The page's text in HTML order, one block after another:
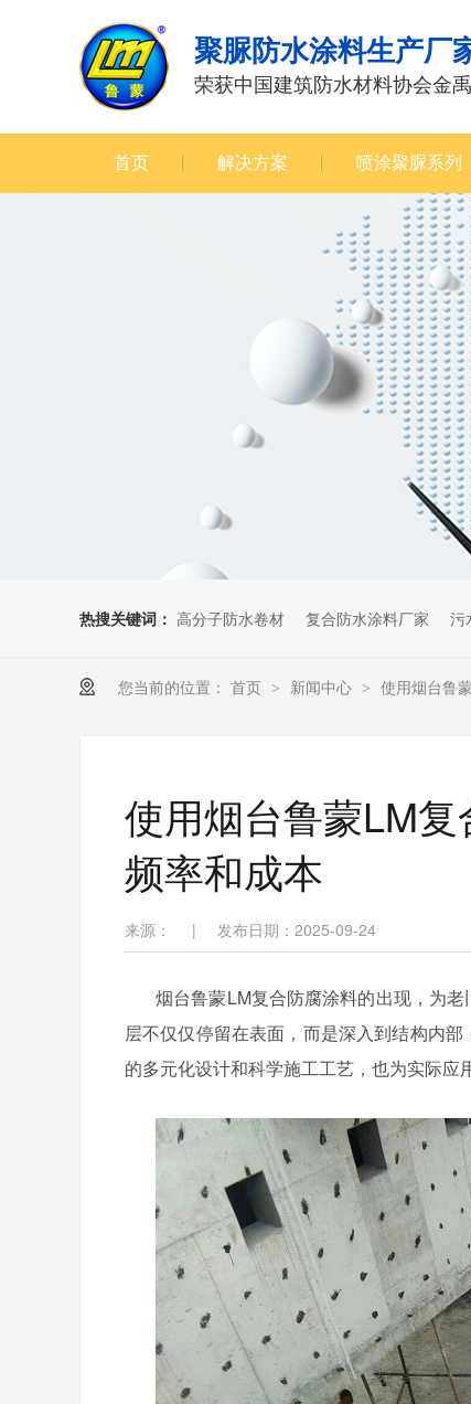
聚脲防水涂料生产厂
荣获中国建筑防水材料协会金
首页 解决方案 喷涂聚脲系列
热搜关键词： 高分子防水卷材 复合防水涂料厂家 污
您当前的位置： 首页 > 新闻中心 > 使用烟台鲁
使用烟台鲁蒙LM
频率和成本
来源： | 发布日期：2025-09-24
烟台鲁蒙LM复合防腐涂料的出现，为
层不仅仅停留在表面，而是深入到结构内
的多元化设计和科学施工工艺，也为实际应